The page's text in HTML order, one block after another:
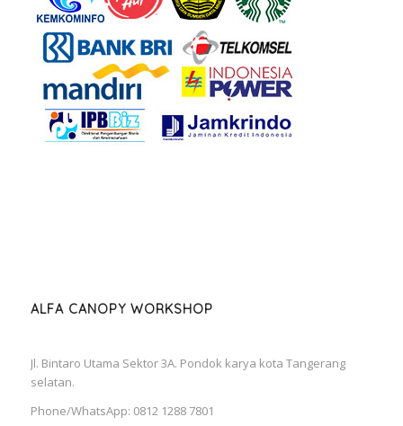
ALFA CANOPY WORKSHOP
Jl. Bintaro Utama Sektor 3A. Pondok karya kota Tangerang
selatan.
Phone/WhatsApp: 0812 1288 7801